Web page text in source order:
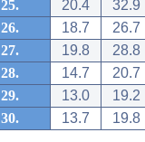
25.
20.4
32.9
26.
18.7
26.7
27.
19.8
28.8
28.
14.7
20.7
29.
13.0
19.2
30.
13.7 19.8